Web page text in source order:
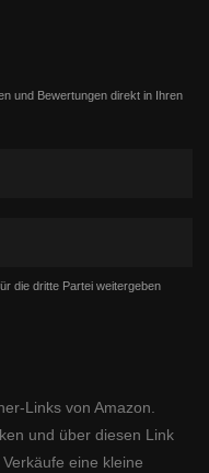
und Bewertungen direkt in Ihren
die dritte Partei ​weitergeben
Links von Amazon.
und über diesen Link
eine kleine